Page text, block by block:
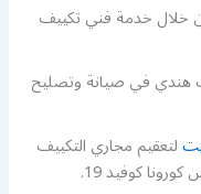
خلال خدمة فني تكييف
هندي في صيانة وتصليح
لتعقيم مجاري التكييف
كوفيد 19.